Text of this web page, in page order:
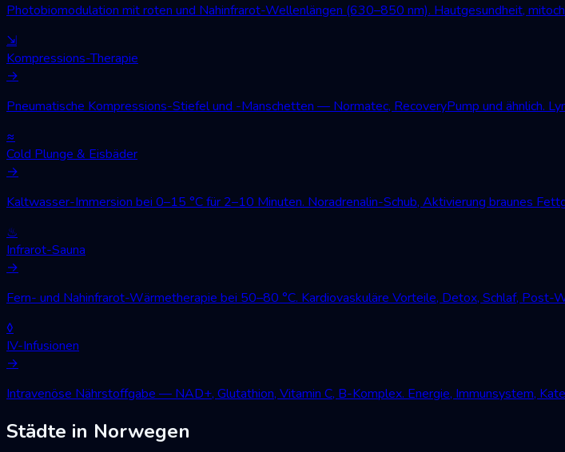
Photobiomodulation mit roten und Nahinfrarot-Wellenlängen (630–850 nm). Hautgesundheit,
⇲
Kompressions-Therapie
→
Pneumatische Kompressions-Stiefel und -Manschetten — Normatec, RecoveryPump und ähnlich.
≈
Cold Plunge & Eisbäder
→
Kaltwasser-Immersion bei 0–15 °C für 2–10 Minuten. Noradrenalin-Schub, Aktivierung braunes
♨
Infrarot-Sauna
→
Fern- und Nahinfrarot-Wärmetherapie bei 50–80 °C. Kardiovaskuläre Vorteile, Detox, Schlaf, Post-
◊
IV-Infusionen
→
Intravenöse Nährstoffgabe — NAD+, Glutathion, Vitamin C, B-Komplex. Energie, Immunsystem,
Städte in Norwegen